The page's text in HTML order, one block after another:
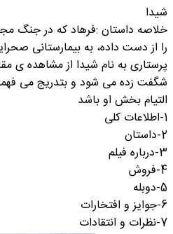
شیدا
خلاصه داستان :فرهاد که در جنگ
را از دست داده، به بیمارستانی
پرستاری به نام شیدا از مشاهده ی
شگفت زده می شود و بتدریج می فهمد
التیام بخش او باشد
1-اطلاعات کلی
2-داستان
3-درباره فیلم
4-فروش
5-دوبله
6-جوایز و افتخارات
7-نظرات و انتقادات